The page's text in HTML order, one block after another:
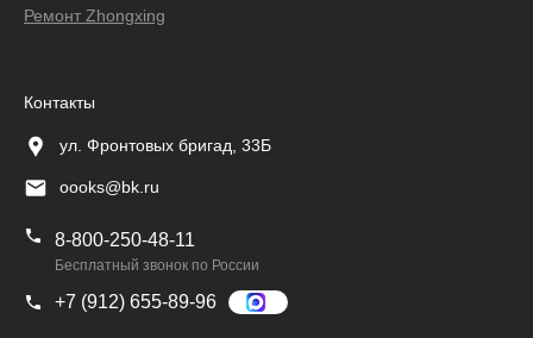
Ремонт Zhongxing
Контакты
ул. Фронтовых бригад, 33Б
oooks@bk.ru
8-800-250-48-11
Бесплатный звонок по России
+7 (912) 655-89-96